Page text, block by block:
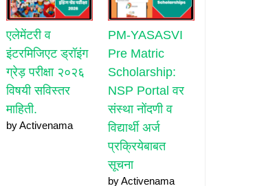
एलेमेंटरी व
इंटरमिजिएट ड्रॉइंग
ग्रेड़ परीक्षा २०२६
विषयी सविस्तर
माहिती.
by Activenama
PM-YASASVI
Pre Matric
Scholarship:
NSP Portal वर
संस्था नोंदणी व
विद्यार्थी अर्ज
प्रक्रियेबाबत
सूचना
by Activenama